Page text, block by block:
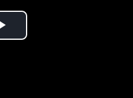
Play Video